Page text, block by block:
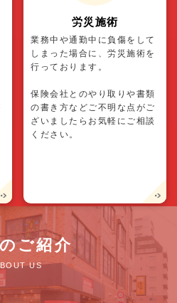
労災施術
業務中や通勤中に負傷をして
しまった場合に、労災施術を
行っております。
保険会社とのやり取りや書類
の書き方などご不明な点がご
ざいましたらお気軽にご相談
ください。
ご紹介
US